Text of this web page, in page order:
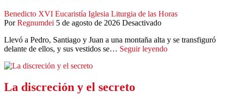
Benedicto XVI Eucaristía Iglesia Liturgia de las Horas
Por Regnumdei 5 de agosto de 2026 Desactivado
Llevó a Pedro, Santiago y Juan a una montaña alta y se transfiguró
delante de ellos, y sus vestidos se… Seguir leyendo
La discreción y el secreto